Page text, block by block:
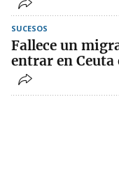
SUCESOS
Fallece un
entrar en Ceuta